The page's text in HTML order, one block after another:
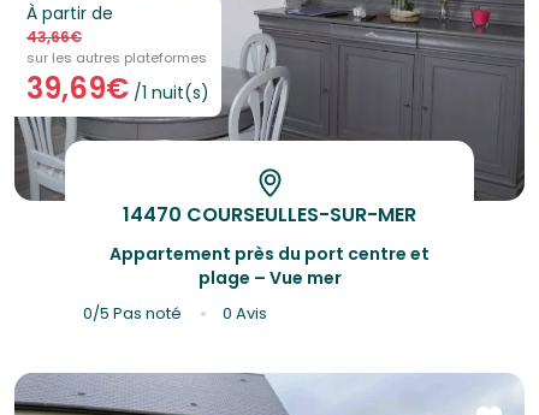
À partir de
43,66€
sur les autres plateformes
39,69€ /1 nuit(s)
Appartement près du port centre et
plage – Vue mer
14470 COURSEULLES-SUR-MER
0/5Pas noté 0 Avis